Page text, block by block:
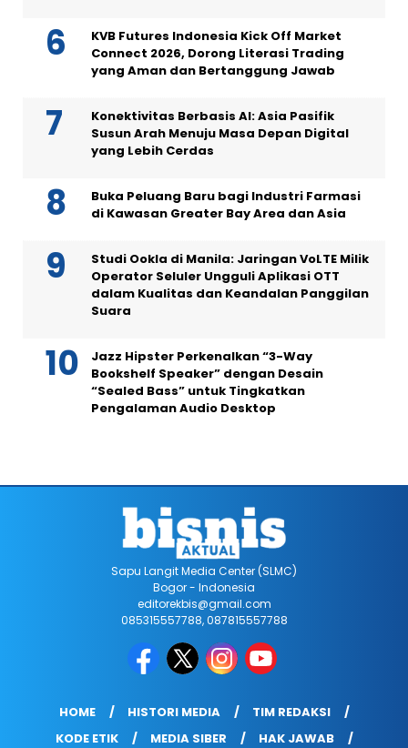
KVB Futures Indonesia Kick Off Market
Connect 2026, Dorong Literasi Trading
yang Aman dan Bertanggung Jawab
Konektivitas Berbasis AI: Asia Pasifik
Susun Arah Menuju Masa Depan Digital
yang Lebih Cerdas
Buka Peluang Baru bagi Industri Farmasi
di Kawasan Greater Bay Area dan Asia
Studi Ookla di Manila: Jaringan VoLTE Milik
Operator Seluler Ungguli Aplikasi OTT
dalam Kualitas dan Keandalan Panggilan
Suara
Jazz Hipster Perkenalkan “3-Way
Bookshelf Speaker” dengan Desain
“Sealed Bass” untuk Tingkatkan
Pengalaman Audio Desktop
Sapu Langit Media Center (SLMC)
Bogor - Indonesia
editorekbis@gmail.com
085315557788, 087815557788
HOME HISTORI MEDIA
TIM REDAKSI
KODE ETIK
MEDIA SIBER HAK JAWAB